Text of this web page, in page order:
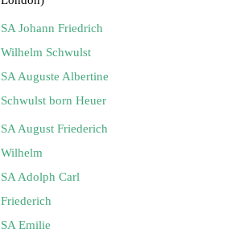
SA Johann Friedrich
Wilhelm Schwulst
SA Auguste Albertine
Schwulst born Heuer
SA August Friederich
Wilhelm
SA Adolph Carl
Friederich
SA Emilie